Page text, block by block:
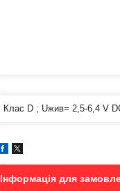
Клас D ; Uжив= 2,5-6,4 V
Інформація для